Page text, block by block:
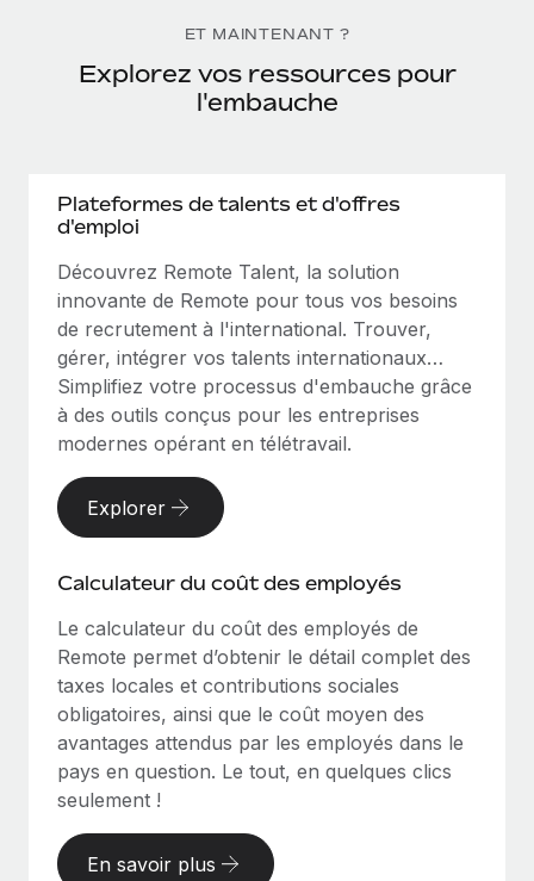
ET MAINTENANT ?
Explorez vos ressources pour
l'embauche
Plateformes de talents et d'offres
d'emploi
Découvrez Remote Talent, la solution
innovante de Remote pour tous vos besoins
de recrutement à l'international. Trouver,
gérer, intégrer vos talents internationaux…
Simplifiez votre processus d'embauche grâce
à des outils conçus pour les entreprises
modernes opérant en télétravail.
Explorer
Calculateur du coût des employés
Le calculateur du coût des employés de
Remote permet d’obtenir le détail complet des
taxes locales et contributions sociales
obligatoires, ainsi que le coût moyen des
avantages attendus par les employés dans le
pays en question. Le tout, en quelques clics
seulement !
En savoir plus